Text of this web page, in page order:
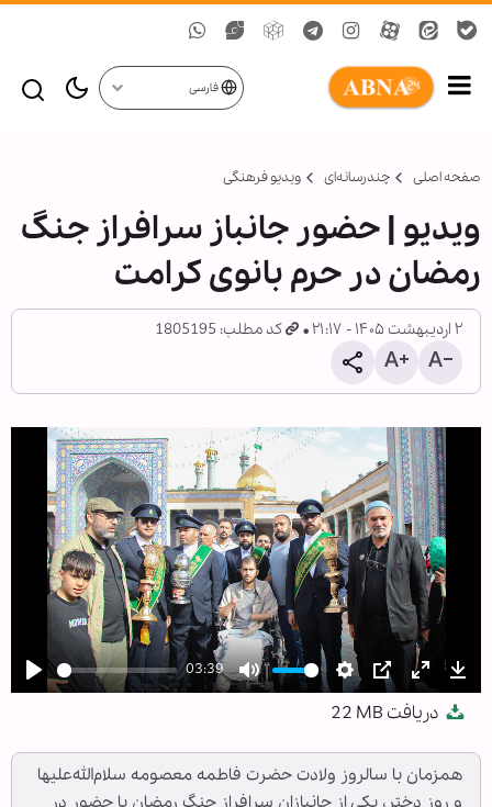
فارسی
صفحه اصلی چندرسانه‌ای ویدیو فرهنگی
ویدیو | حضور جانباز سرافراز جنگ
رمضان در حرم بانوی کرامت
۲ اردیبهشت ۱۴۰۵ - ۲۱:۱۷ کد مطلب: 1805195
Play
03:39
Mute Settings
PIP Enter
دریافت 22 MB
همزمان با سالروز ولادت حضرت فاطمه معصومه سلام‌الله‌علیها